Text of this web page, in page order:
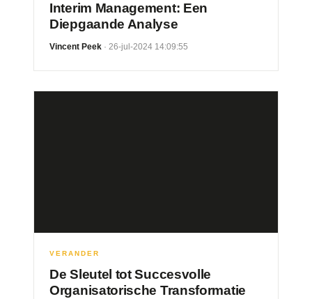
Interim Management: Een
Diepgaande Analyse
Vincent Peek · 26-jul-2024 14:09:55
VERANDER
De Sleutel tot Succesvolle
Organisatorische Transformatie